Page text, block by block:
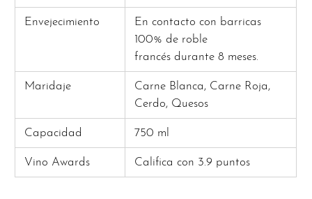
Envejecimiento
En contacto con barricas
100% de roble
francés durante 8 meses.
Maridaje
Carne Blanca, Carne Roja,
Cerdo, Quesos
Capacidad 750 ml
Vino Awards Califica con 3.9 puntos